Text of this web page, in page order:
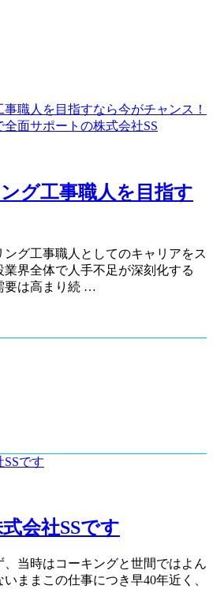
グ工事職人を目指す
グ工事職人としてのキャリアをス
界全体で人手不足が深刻化する
要は高まり続 …
会社SSです
、当時はコーキングと世間ではよん
ままこの仕事につき早40年近く、